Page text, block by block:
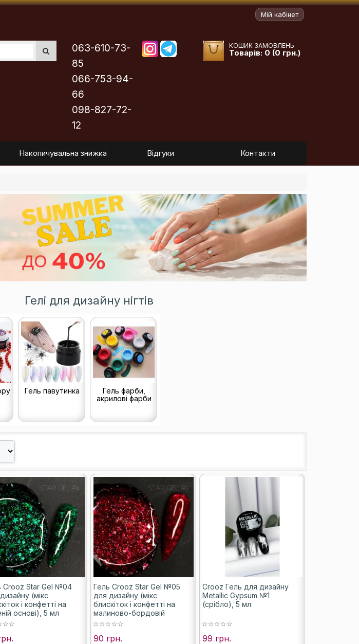
Мій кабінет
063-610-73-
85
066-753-94-
66
098-827-72-
12
КОШИК ЗАМОВЛЕНЬ
Товарів: 0 (0 грн.)
Накопичувальна знижка Відгуки Контакти
Гелі для дизайну нігтів
Гель павутинка
Гель фарби,
акрилові фарби
Crooz Star Gel №04
(мікс
і конфетті на
основі), 5 мл
Гель Crooz Star Gel №05
для дизайну (мікс
блискіток і конфетті на
малиново-бордовій
основі), 5 мл
90 грн.
Crooz Гель для дизайну
Metallic Gypsum №1
(срібло), 5 мл
99 грн.